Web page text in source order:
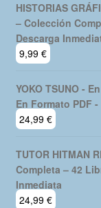
HISTORIAS
– Colección
Descarga
9,99 €
YOKO TSUNO -
En Formato PDF
24,99 €
TUTOR HITMAN
Completa – 42
Inmediata
24,99 €